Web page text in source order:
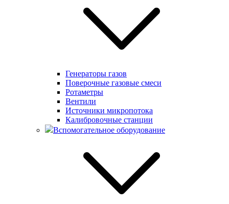
Генераторы газов
Поверочные газовые смеси
Ротаметры
Вентили
Источники микропотока
Калибровочные станции
Вспомогательное оборудование